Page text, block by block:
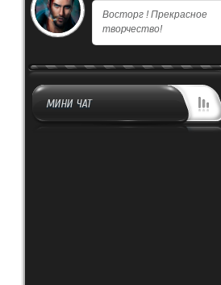
Восторг ! Прекрасное
творчество!
МИНИ ЧАТ